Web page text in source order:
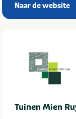
Naar de website
Tuinen Mien